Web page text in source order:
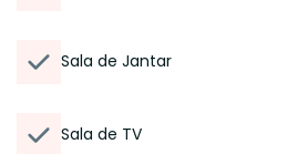
Sala de Jantar
Sala de TV